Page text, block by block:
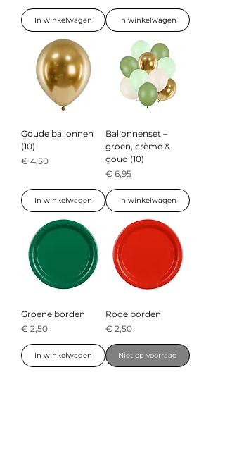
In winkelwagen In winkelwagen
Goude ballonnen
(10)
Prijs
€ 4,50
In winkelwagen
Ballonnenset –
groen, crème &
goud (10)
Prijs
€ 6,95
In winkelwagen
Groene borden
Prijs
€ 2,50
In winkelwagen
Rode borden
Prijs
€ 2,50
Niet op voorraad